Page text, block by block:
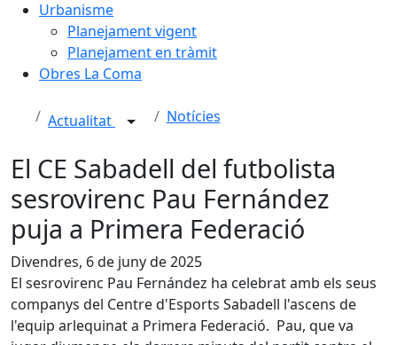
Urbanisme
Planejament vigent
Planejament en tràmit
Obres La Coma
Actualitat Notícies
El CE Sabadell del futbolista
sesrovirenc Pau Fernández
puja a Primera Federació
Divendres, 6 de juny de 2025
El sesrovirenc Pau Fernández ha celebrat amb els seus
companys del Centre d'Esports Sabadell l'ascens de
l'equip arlequinat a Primera Federació. Pau, que va